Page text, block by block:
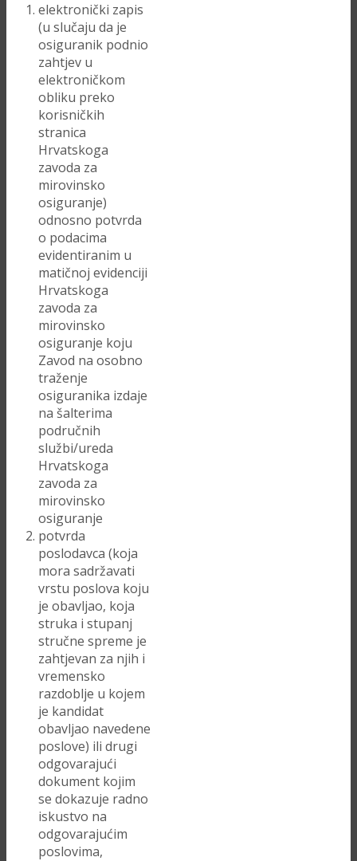
elektronički zapis
(u slučaju da je
osiguranik podnio
zahtjev u
elektroničkom
obliku preko
korisničkih
stranica
Hrvatskoga
zavoda za
mirovinsko
osiguranje)
odnosno potvrda
o podacima
evidentiranim u
matičnoj evidenciji
Hrvatskoga
zavoda za
mirovinsko
osiguranje koju
Zavod na osobno
traženje
osiguranika izdaje
na šalterima
područnih
službi/ureda
Hrvatskoga
zavoda za
mirovinsko
osiguranje
potvrda
poslodavca (koja
mora sadržavati
vrstu poslova koju
je obavljao, koja
struka i stupanj
stručne spreme je
zahtjevan za njih i
vremensko
razdoblje u kojem
je kandidat
obavljao navedene
poslove) ili drugi
odgovarajući
dokument kojim
se dokazuje radno
iskustvo na
odgovarajućim
poslovima,